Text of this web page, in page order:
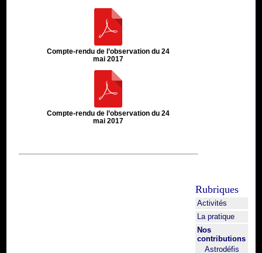
Compte-rendu de l’observation du 24
mai 2017
Compte-rendu de l’observation du 24
mai 2017
Rubriques
Activités
La pratique
Nos
contributions
Astrodéfis